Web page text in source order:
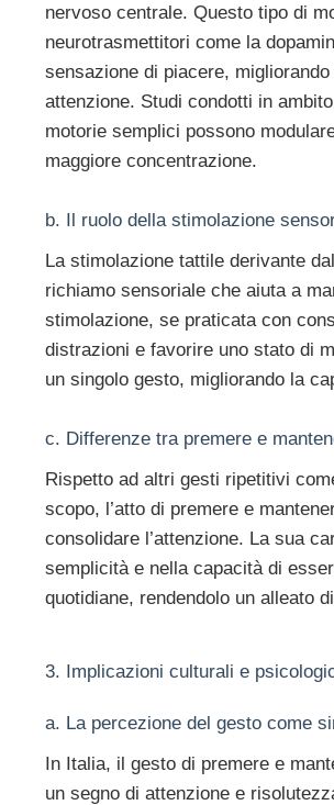
nervoso centrale. Questo tipo di
neurotrasmettitori come la
sensazione di piacere,
attenzione. Studi condotti in
motorie semplici possono
maggiore concentrazione.
b. Il ruolo della stimolazione
La stimolazione tattile derivante
richiamo sensoriale che aiuta a
stimolazione, se praticata con
distrazioni e favorire uno stato di
un singolo gesto, migliorando la
c. Differenze tra premere e
Rispetto ad altri gesti ripetitivi
scopo, l’atto di premere e
consolidare l’attenzione. La sua
semplicità e nella capacità di
quotidiane, rendendolo un alleato
3. Implicazioni culturali e
a. La percezione del gesto come
In Italia, il gesto di premere e
un segno di attenzione e